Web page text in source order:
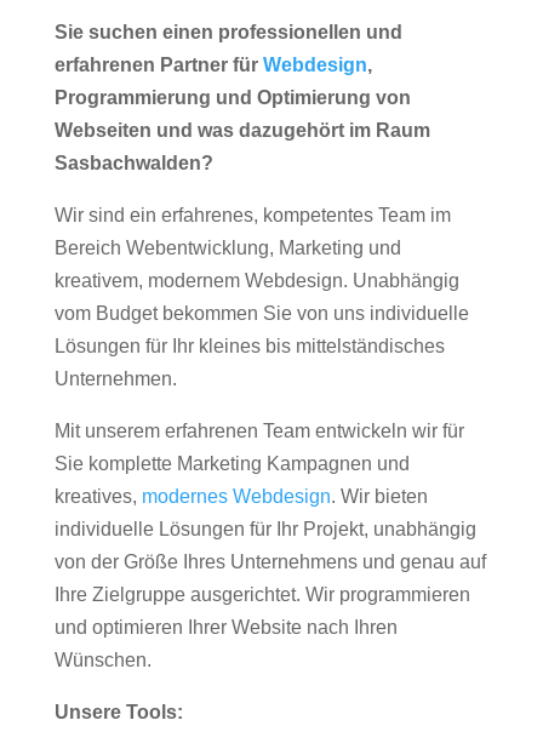
Sie suchen einen professionellen und
erfahrenen Partner für Webdesign,
Programmierung und Optimierung von
Webseiten und was dazugehört im Raum
Sasbachwalden?
Wir sind ein erfahrenes, kompetentes Team im
Bereich Webentwicklung, Marketing und
kreativem, modernem Webdesign. Unabhängig
vom Budget bekommen Sie von uns individuelle
Lösungen für Ihr kleines bis mittelständisches
Unternehmen.
Mit unserem erfahrenen Team entwickeln wir für
Sie komplette Marketing Kampagnen und
kreatives, modernes Webdesign. Wir bieten
individuelle Lösungen für Ihr Projekt, unabhängig
von der Größe Ihres Unternehmens und genau auf
Ihre Zielgruppe ausgerichtet. Wir programmieren
und optimieren Ihrer Website nach Ihren
Wünschen.
Unsere Tools: